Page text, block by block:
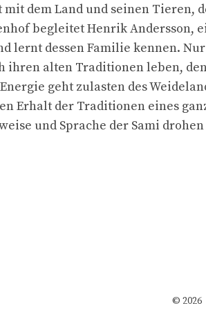
dem Land und seinen Tieren,
begleitet Henrik Andersson,
lernt dessen Familie kennen. Nur
ihren alten Traditionen leben,
geht zulasten des
Erhalt der Traditionen eines
und Sprache der Sami drohen
©